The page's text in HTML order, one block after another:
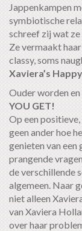
Jappenkampen
symbiotische
schreef zij wat
Ze vermaakt
classy, soms
Xaviera’s
Ouder worden
YOU GET!
Op een
geen ander hoe
genieten van
prangende
de verschillende
algemeen. Naar
niet alleen
van Xaviera
over haar